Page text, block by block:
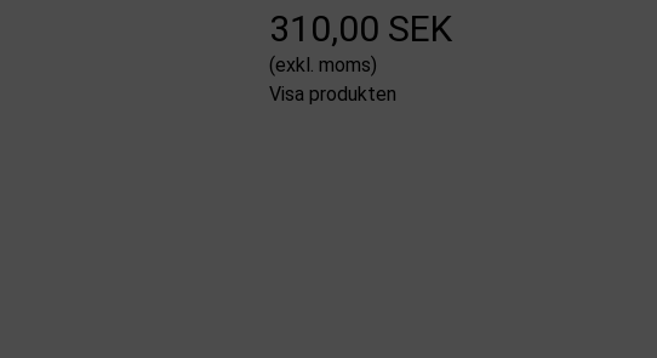
310,00 SEK
(exkl. moms)
Visa produkten